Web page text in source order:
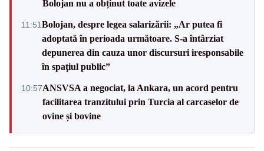
Bolojan nu a obținut toate avizele
11:51Bolojan, despre legea salarizării: „Ar putea fi
adoptată în perioada următoare. S-a întârziat
depunerea din cauza unor discursuri iresponsabile
în spaţiul public”
10:57ANSVSA a negociat, la Ankara, un acord pentru
facilitarea tranzitului prin Turcia al carcaselor de
ovine și bovine